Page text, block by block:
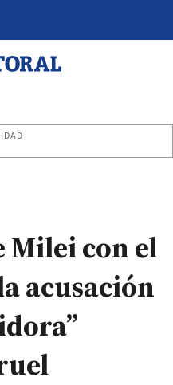
Milei con el
acusación